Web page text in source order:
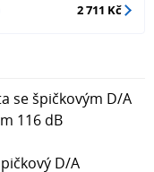
2 711 Kč
se špičkovým D/A
116 dB
D/A